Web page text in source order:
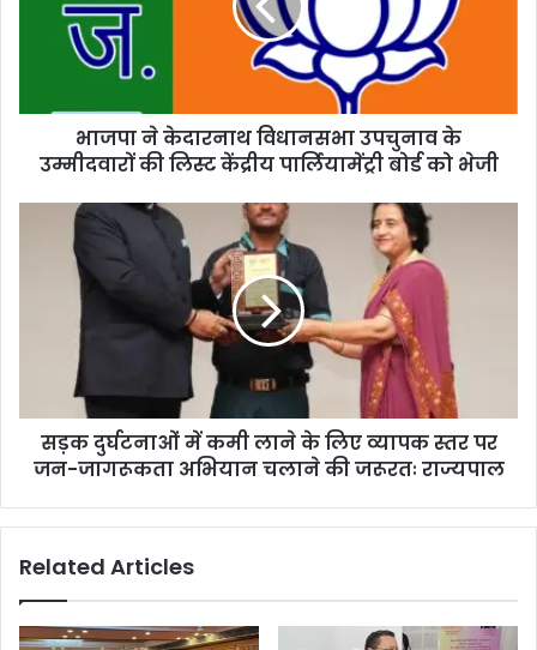
भाजपा ने केदारनाथ विधानसभा उपचुनाव के
उम्मीदवारों की लिस्ट केंद्रीय पार्लियामेंट्री बोर्ड को भेजी
सड़क दुर्घटनाओं में कमी लाने के लिए व्यापक स्तर पर
जन-जागरूकता अभियान चलाने की जरूरतः राज्यपाल
Related Articles